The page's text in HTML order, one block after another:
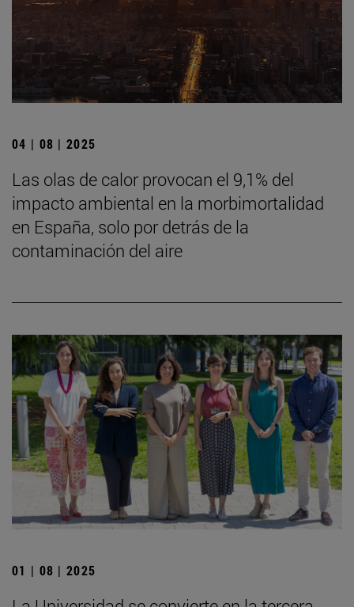
04 | 08 | 2025
Las olas de calor provocan el 9,1% del
impacto ambiental en la morbimortalidad
en España, solo por detrás de la
contaminación del aire
01 | 08 | 2025